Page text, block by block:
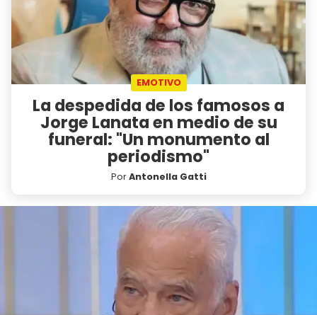
EMOTIVO
La despedida de los famosos a
Jorge Lanata en medio de su
funeral: "Un monumento al
periodismo"
PorAntonella Gatti